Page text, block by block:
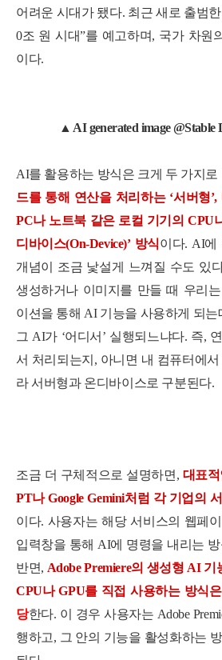
어려운 시대가 됐다. 최근 새로 출범
0조 원 시대”를 예고하며, 국가 차원
이다.
▲ AI generated image @Stable
AI를 활용하는 방식은 크게 두 가지로
드를 통해 연산을 처리하는 ‘서버형
PC나 노트북 같은 로컬 기기의 CPU
디바이스(On-Device)’ 방식이다. AI에
개념이 조금 낯설게 느껴질 수도 있
생성하거나 이미지를 만들 때 우리
이션을 통해 AI 기능을 사용하게 되
그 AI가 ‘어디서’ 실행되느냐다. 즉,
서 처리되는지, 아니면 내 컴퓨터에
라 서버형과 온디바이스로 구분된다.
조금 더 구체적으로 설명하면, 대표
PT나 Google Gemini처럼 각 기업의
이다. 사용자는 해당 서비스의 웹페
입력창을 통해 AI에 명령을 내리는
반면, Adobe Premiere의 생성형 AI 기
CPU나 GPU를 직접 사용하는 방식
당한다. 이 경우 사용자는 Adobe
행하고, 그 안의 기능을 활성화하는